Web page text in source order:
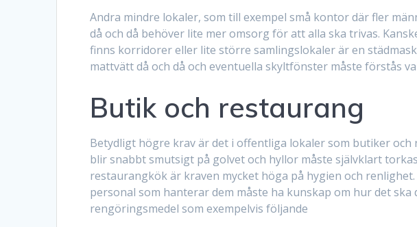
Andra mindre lokaler, som till exempel små kontor där fler
då och då behöver lite mer omsorg för att alla ska trivas.
finns korridorer eller lite större samlingslokaler är en
mattvätt då och då och eventuella skyltfönster måste förstås
Butik och restaurang
Betydligt högre krav är det i offentliga lokaler som butiker
blir snabbt smutsigt på golvet och hyllor måste självklart
restaurangkök är kraven mycket höga på hygien och
personal som hanterar dem måste ha kunskap om hur det
rengöringsmedel som exempelvis följande